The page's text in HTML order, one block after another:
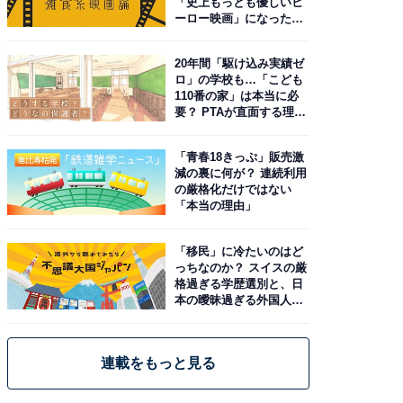
ーロー映画」になった理
20年間「駆け込み実績ゼ
ロ」の学校も…「こども
110番の家」は本当に必
要？ PTAが直面する理想
「青春18きっぷ」販売激
減の裏に何が？ 連続利用
の厳格化だけではない
「本当の理由」
「移民」に冷たいのはど
っちなのか？ スイスの厳
格過ぎる学歴選別と、日
本の曖昧過ぎる外国人政
連載をもっと見る